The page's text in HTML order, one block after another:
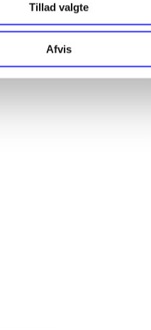
Tillad valgte
Afvis
artikler fordelt på udgivelser